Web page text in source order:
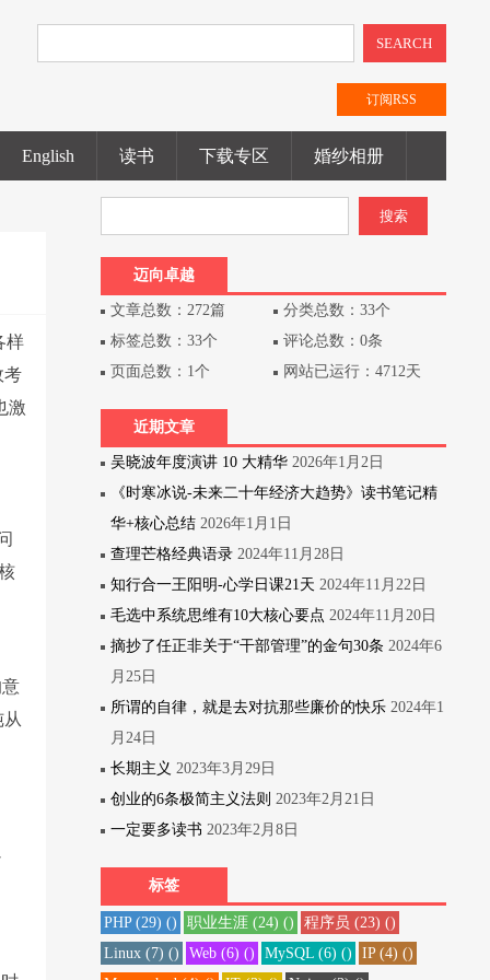
SEARCH
订阅RSS
English 读书 下载专区 婚纱相册
样
考
激
迈向卓越
文章总数：272篇
分类总数：33个
标签总数：33个
评论总数：0条
页面总数：1个
网站已运行：4712天
近期文章
吴晓波年度演讲 10 大精华 2026年1月2日
《时寒冰说-未来二十年经济大趋势》读书笔记精
华+核心总结 2026年1月1日
查理芒格经典语录 2024年11月28日
知行合一王阳明-心学日课21天 2024年11月22日
毛选中系统思维有10大核心要点 2024年11月20日
摘抄了任正非关于“干部管理”的金句30条 2024年6
月25日
所谓的自律，就是去对抗那些廉价的快乐 2024年1
月24日
长期主义 2023年3月29日
创业的6条极简主义法则 2023年2月21日
一定要多读书 2023年2月8日
标签
PHP(29) () 职业生涯(24) () 程序员 (23) ()
Linux(7) () Web(6) () MySQL(6) () IP(4) ()